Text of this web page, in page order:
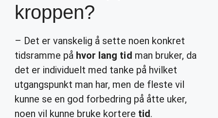
kroppen?
– Det er vanskelig å sette noen konkret
tidsramme på hvor lang tid man bruker, da
det er individuelt med tanke på hvilket
utgangspunkt man har, men de fleste vil
kunne se en god forbedring på åtte uker,
noen vil kunne bruke kortere tid.